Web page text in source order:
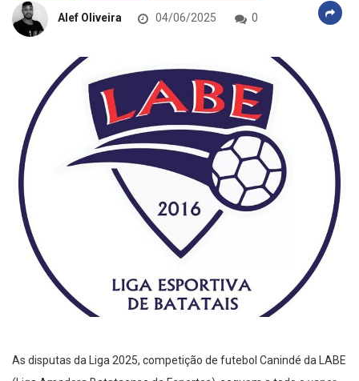
Alef Oliveira 04/06/2025 0
As disputas da Liga 2025, competição de futebol Canindé da LABE